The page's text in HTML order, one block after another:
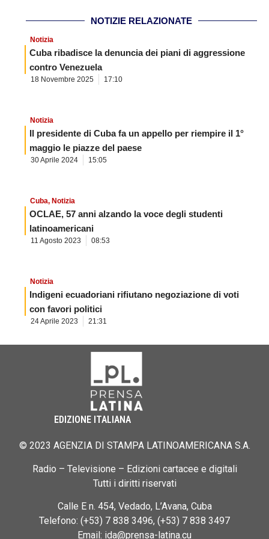
NOTIZIE RELAZIONATE
Notizia
Cuba ribadisce la denuncia dei piani di aggressione
contro Venezuela
18 Novembre 2025 17:10
Notizia
Il presidente di Cuba fa un appello per riempire il 1°
maggio le piazze del paese
30 Aprile 2024 15:05
Cuba, Notizia
OCLAE, 57 anni alzando la voce degli studenti
latinoamericani
11 Agosto 2023 08:53
Notizia
Indigeni ecuadoriani rifiutano negoziazione di voti
con favori politici
24 Aprile 2023 21:31
EDIZIONE ITALIANA
© 2023 AGENZIA DI STAMPA LATINOAMERICANA S.A.
Radio – Televisione – Edizioni cartacee e digitali
Tutti i diritti riservati
Calle E n. 454, Vedado, L’Avana, Cuba
Telefono: (+53) 7 838 3496, (+53) 7 838 3497
Email: ida@prensa-latina.cu